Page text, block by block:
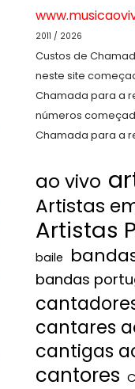
2011 / 2026
Custos de
neste site
Chamada para a
números
Chamada para a
ao vivo
Artistas
Artistas
baile
bandas
cantares
cantigas
cantores